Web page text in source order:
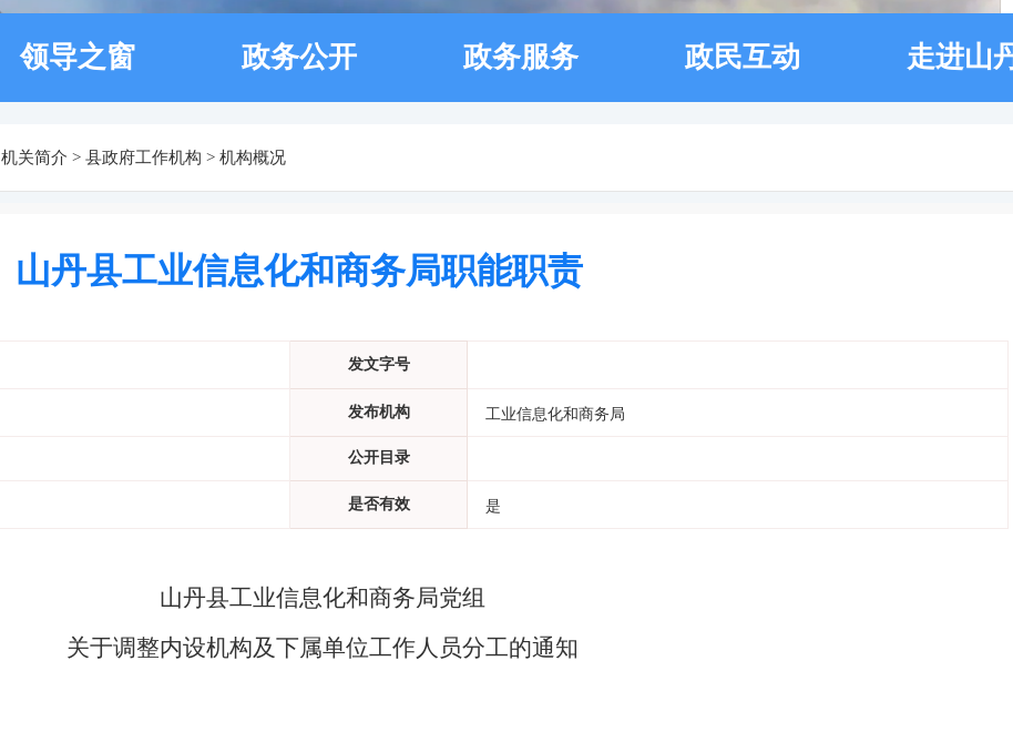
领导之窗 政务公开 政务服务 政民互动 走进山
机关简介 > 县政府工作机构 > 机构概况
山丹县工业信息化和商务局职能职责
发文字号
发布机构 工业信息化和商务局
公开目录
是否有效 是
山丹县工业信息化和商务局党组
关于调整内设机构及下属单位工作人员分工的通知